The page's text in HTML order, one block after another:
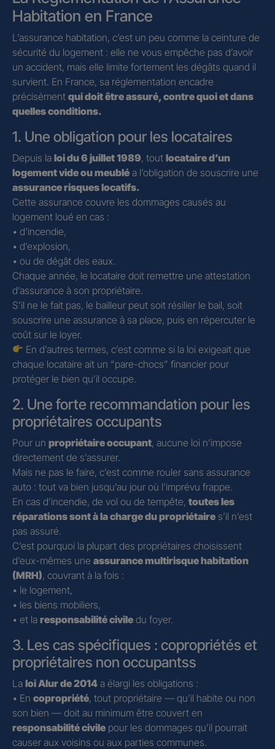
Habitation en France
L’assurance habitation, c’est un peu comme la ceinture de
sécurité du logement : elle ne vous empêche pas d’avoir
un accident, mais elle limite fortement les dégâts quand il
survient. En France, sa réglementation encadre
précisément qui doit être assuré, contre quoi et dans
quelles conditions.
1. Une obligation pour les locataires
Depuis la loi du 6 juillet 1989, tout locataire d’un
logement vide ou meublé a l’obligation de souscrire une
assurance risques locatifs.
Cette assurance couvre les dommages causés au
logement loué en cas :
• d’incendie,
• d’explosion,
• ou de dégât des eaux.
Chaque année, le locataire doit remettre une attestation
d’assurance à son propriétaire.
S’il ne le fait pas, le bailleur peut soit résilier le bail, soit
souscrire une assurance à sa place, puis en répercuter le
coût sur le loyer.
En d’autres termes, c’est comme si la loi exigeait que
chaque locataire ait un “pare-chocs” financier pour
protéger le bien qu’il occupe.
2. Une forte recommandation pour les
propriétaires occupants
Pour un propriétaire occupant, aucune loi n’impose
directement de s’assurer.
Mais ne pas le faire, c’est comme rouler sans assurance
auto : tout va bien jusqu’au jour où l’imprévu frappe.
En cas d’incendie, de vol ou de tempête, toutes les
réparations sont à la charge du propriétaire s’il n’est
pas assuré.
C’est pourquoi la plupart des propriétaires choisissent
d’eux-mêmes une assurance multirisque habitation
(MRH), couvrant à la fois :
• le logement,
• les biens mobiliers,
• et la responsabilité civile du foyer.
3. Les cas spécifiques : copropriétés et
propriétaires non occupantss
La loi Alur de 2014 a élargi les obligations :
• En copropriété, tout propriétaire — qu’il habite ou non
son bien — doit au minimum être couvert en
responsabilité civile pour les dommages qu’il pourrait
causer aux voisins ou aux parties communes.